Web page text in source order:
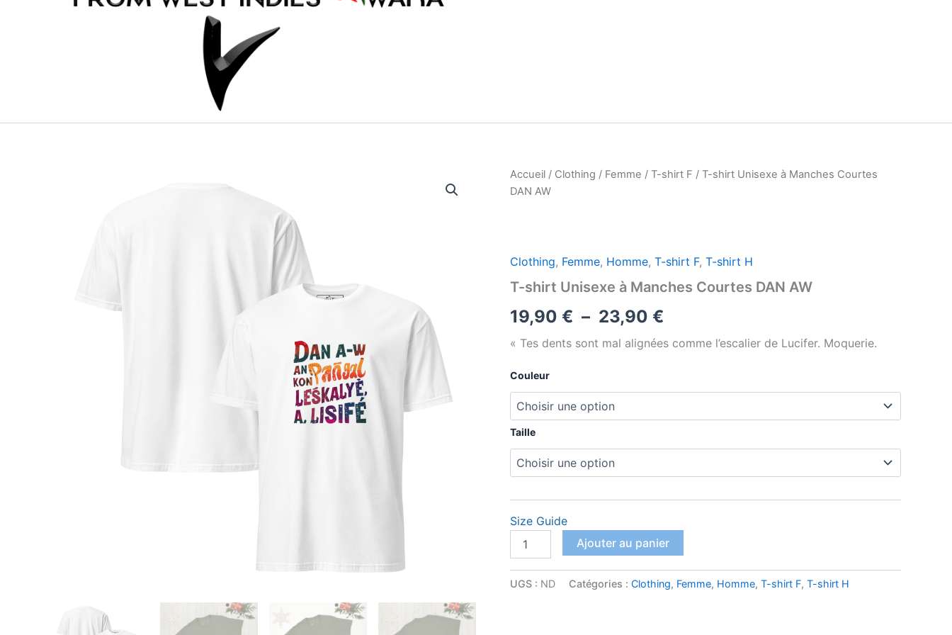
Accueil / Clothing / Femme / T-shirt F / T-shirt Unisexe à Manches Courtes
DAN AW
Clothing, Femme, Homme, T-shirt F, T-shirt H
T-shirt Unisexe à Manches Courtes DAN AW
19,90 € – 23,90 €
de
19,90 €
à
23,90 €
« Tes dents sont mal alignées comme l’escalier de Lucifer. Moquerie.
Couleur
Taille
Size Guide
shirt
Ajouter au panier
UGS : ND Catégories : Clothing, Femme, Homme, T-shirt F, T-shirt H